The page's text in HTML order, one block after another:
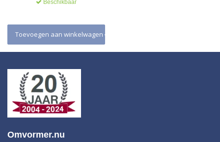
Beschikbaar
Toevoegen aan winkelwagen
Omvormer.nu